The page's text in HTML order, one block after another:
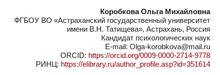
Коробкова Ольга Михайловна
ФГБОУ ВО «Астраханский государственный университет
имени В.Н. Татищева», Астрахань, Россия
Кандидат психологических наук
E-mail: Olga-korobkova@mail.ru
ORCID: https://orcid.org/0009-0000-2714-9778
РИНЦ: https://elibrary.ru/author_profile.asp?id=351614